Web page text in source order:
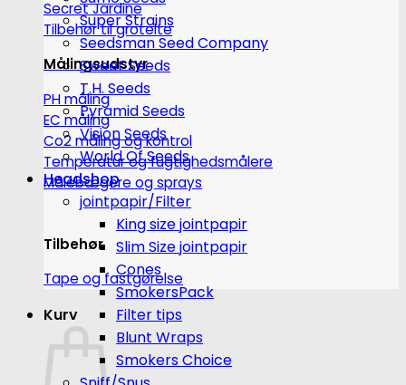
Secret Jardine
Tilbehør til grotelte
Målingsudstyr
PH måling
EC måling
Co2 måling og kontrol
Temperatur og fugtighedsmålere
Målebægere og sprays
Tilbehør
Tape og fastgørelse
Kurv
Super Strains
Seedsman Seed Company
Sweet Seeds
T.H. Seeds
Pyramid Seeds
Vision Seeds
World Of Seeds
Headshop
jointpapir/Filter
King size jointpapir
Slim Size jointpapir
Cones
SmokersPack
Filter tips
Blunt Wraps
Smokers Choice